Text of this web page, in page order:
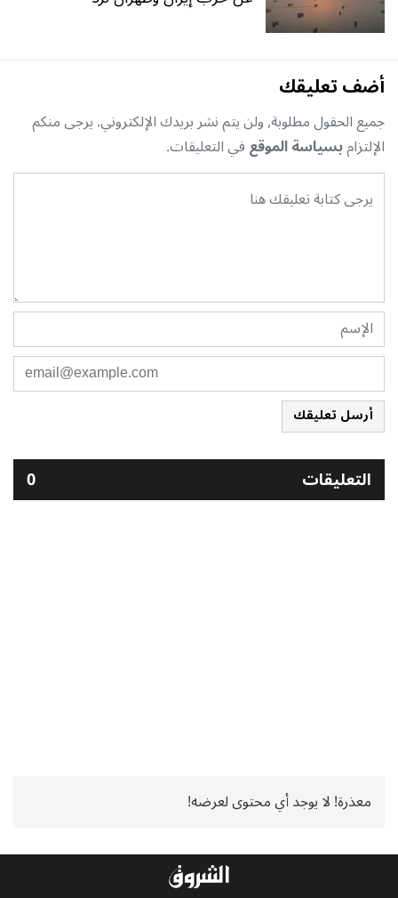
أضف تعليقك
جميع الحقول مطلوبة, ولن يتم نشر بريدك الإلكتروني. يرجى منكم
الإلتزامبسياسة الموقعفي التعليقات.
أرسل تعليقك
التعليقات 0
معذرة! لا يوجد أي محتوى لعرضه!